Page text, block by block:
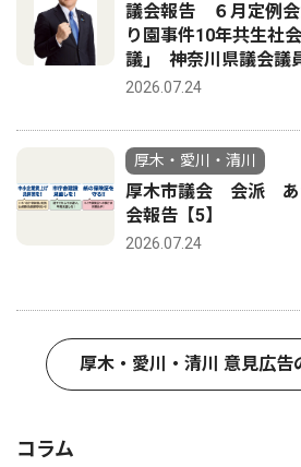
議会報告 ６月定例会
り園事件10年共生社
議｣ 神奈川県議会議
2026.07.24
厚木・愛川・清川
厚木市議会 会派
会報告【5】
2026.07.24
厚木・愛川・清川 意見広告
コラム